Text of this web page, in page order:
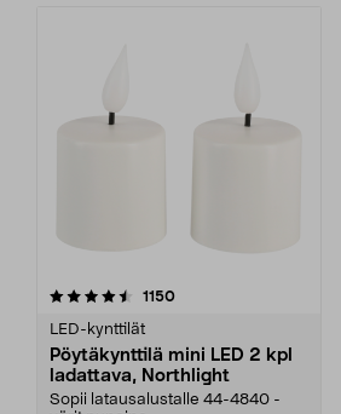
1150arvostelut
LED-kynttilät
Pöytäkynttilä mini LED 2 kpl
ladattava, Northlight
Sopii latausalustalle 44-4840 -
4.5 viidestä